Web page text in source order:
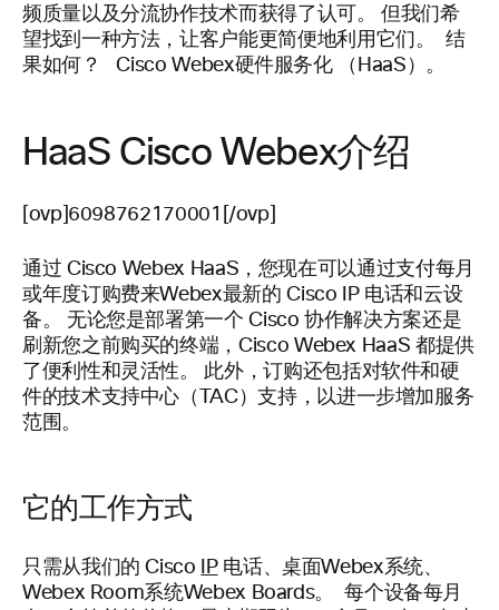
频质量以及分流协作技术而获得了认可。 但我们希
望找到一种方法，让客户能更简便地利用它们。 结
果如何？ Cisco Webex硬件服务化 （HaaS）。
HaaS Cisco Webex介绍
[ovp]6098762170001[/ovp]
通过 Cisco Webex HaaS，您现在可以通过支付每月
或年度订购费来Webex最新的 Cisco IP 电话和云设
备。 无论您是部署第一个 Cisco 协作解决方案还是
刷新您之前购买的终端，Cisco Webex HaaS 都提供
了便利性和灵活性。 此外，订购还包括对软件和硬
件的技术支持中心（TAC）支持，以进一步增加服务
范围。
它的工作方式
只需从我们的 Cisco IP 电话、桌面Webex系统、
Webex Room系统Webex Boards。 每个设备每月